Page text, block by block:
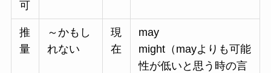
可
推
量
～かもし
れない
現
在
may
might（mayよりも可能
性が低いと思う時の言